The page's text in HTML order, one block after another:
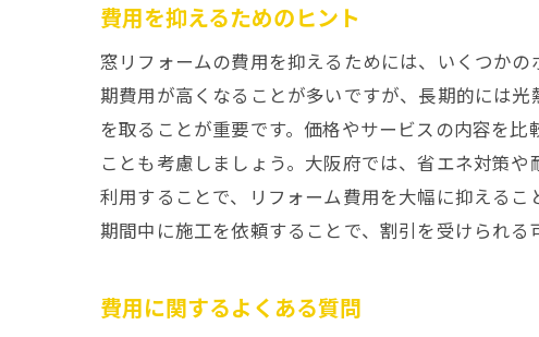
大阪
費用を抑えるためのヒント
窓リフォームの費用を抑えるためには、いくつか
期費用が高くなることが多いですが、長期的には
を取ることが重要です。価格やサービスの内容を
ことも考慮しましょう。大阪府では、省エネ対策
利用することで、リフォーム費用を大幅に抑える
期間中に施工を依頼することで、割引を受けられる
費用に関するよくある質問